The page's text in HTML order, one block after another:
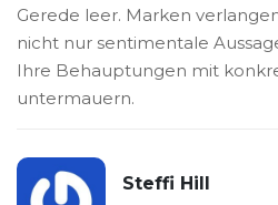
Gerede leer. Marken
nicht nur sentimentale
Ihre Behauptungen mit
untermauern.
Steffi Hill